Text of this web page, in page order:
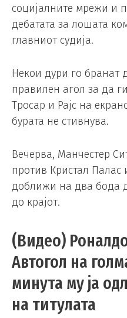
социјалните мрежи и
дебатата за лошата
главниот судија.
Некои дури го бранат
правилен агол за да
Тросар и Рајс на
бурата не стивнува.
Вечерва, Манчестер
против Кристал
доближи на два бода
до крајот.
(Видео)
Автогол на
минута му ја
на титулата